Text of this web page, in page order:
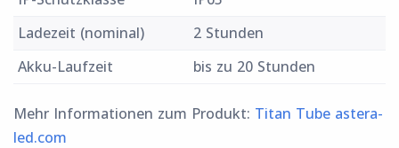
Ladezeit (nominal)
2 Stunden
Akku-Laufzeit
bis zu 20 Stunden
Mehr Informationen zum Produkt: Titan Tube astera-
led.com